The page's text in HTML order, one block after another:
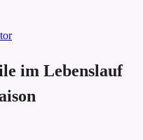
im Lebenslauf